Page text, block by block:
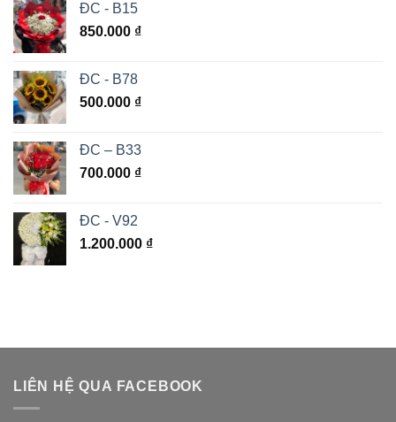
ĐC - B15
850.000 ₫
ĐC - B78
500.000 ₫
ĐC – B33
700.000 ₫
ĐC - V92
1.200.000 ₫
LIÊN HỆ QUA FACEBOOK